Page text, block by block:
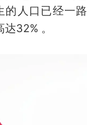
的人口已经一路
32% 。